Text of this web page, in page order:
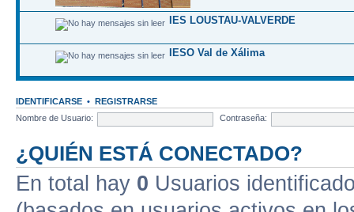
IES LOUSTAU-VALVERDE
IESO Val de Xálima
IDENTIFICARSE • REGISTRARSE
Nombre de Usuario:
Contraseña:
¿QUIÉN ESTÁ CONECTADO?
En total hay 0 Usuarios